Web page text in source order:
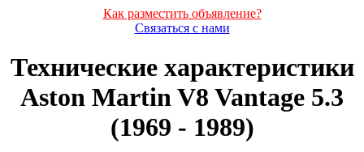
Как разместить объявление?
Связаться с нами
Технические характеристики
Aston Martin V8 Vantage 5.3
(1969 - 1989)